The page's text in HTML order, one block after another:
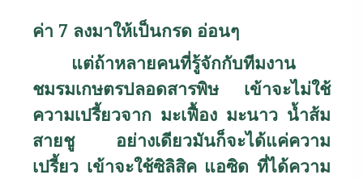
ค่า 7 ลงมาให้เป็นกรด อ่อนๆ
แต่ถ้าหลายคนที่รู้จักกับทีมงาน
ชมรมเกษตรปลอดสารพิษ เข้าจะไม่ใช้
ความเปรี้ยวจาก มะเฟื้อง มะนาว น้ำส้ม
สายชู อย่างเดียวมันก็จะได้แค่ความ
เปรี้ยว เข้าจะใช้ซิลิสิค แอซิด ที่ได้ความ